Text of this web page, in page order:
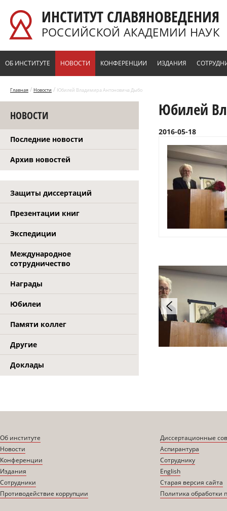
ИНСТИТУТ СЛАВЯНОВЕДЕНИЯ
РОССИЙСКОЙ АКАДЕМИИ НАУК
ОБ ИНСТИТУТЕ НОВОСТИ КОНФЕРЕНЦИИ ИЗДАНИЯ
Главная / Новости / Юбилей Владимира Антоновича Дыбо
НОВОСТИ
Последние новости
Архив новостей
Защиты диссертаций
Презентации книг
Экспедиции
Международное
сотрудничество
Награды
Юбилеи
Памяти коллег
Другие
Доклады
Юбилей
2016-05-18
Об институте
Новости
Конференции
Издания
Сотрудники
Противодействие коррупции
Диссертационные
Аспирантура
Сотруднику
English
Старая версия сайта
Политика обработки